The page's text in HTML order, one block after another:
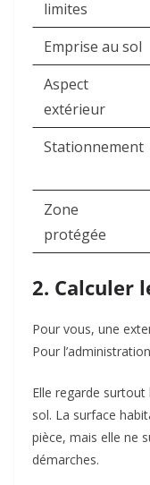
limites
Emprise au sol
Aspect
extérieur
Stationnement
Zone
protégée
2. Calculer
Pour vous, une
Pour
Elle regarde surtout
sol. La surface
pièce, mais elle ne
démarches.